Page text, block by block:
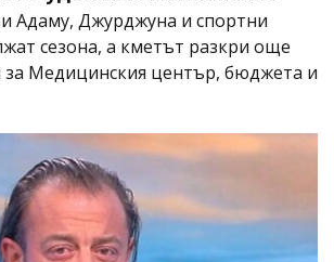
Адаму, Джурджуна и спортни
сезона, а кметът разкри още
за Медицинския център, бюджета и